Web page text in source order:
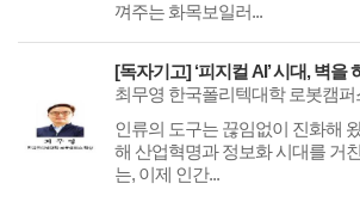
껴주는 화목보일러...
최무영 한국폴리텍대학 로봇캠퍼
인류의 도구는 끊임없이 진화해
해 산업혁명과 정보화 시대를 거
는, 이제 인간...